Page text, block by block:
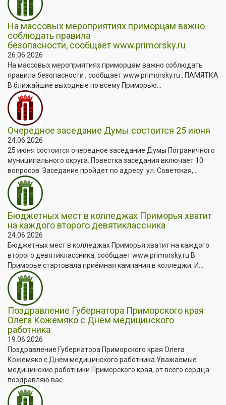
На массовых мероприятиях приморцам важно
соблюдать правила
безопасности, сообщает www.primorsky.ru
26.06.2026
На массовых мероприятиях приморцам важно соблюдать
правила безопасности , сообщает www.primorsky.ru . ПАМЯТКА
В ближайшие выходные по всему Приморью...
Очередное заседание Думы состоится 25 июня
24.06.2026
25 июня состоится очередное заседание Думы Пограничного
муниципального округа. Повестка заседания включает 10
вопросов. Заседание пройдет по адресу: ул. Советская,...
Бюджетных мест в колледжах Приморья хватит
на каждого второго девятиклассника
24.06.2026
Бюджетных мест в колледжах Приморья хватит на каждого
второго девятиклассника, сообщает www.primorsky.ru В
Приморье стартовала приёмная кампания в колледжи. И...
Поздравление Губернатора Приморского края
Олега Кожемяко с Днём медицинского
работника
19.06.2026
Поздравление Губернатора Приморского края Олега
Кожемяко с Днём медицинского работника Уважаемые
медицинские работники Приморского края, от всего сердца
поздравляю вас...